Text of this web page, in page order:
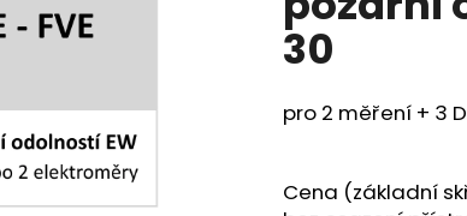
30
pro 2 měření + 3
Cena (základní